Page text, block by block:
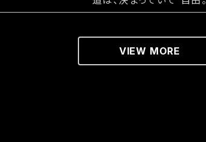
VIEW MORE